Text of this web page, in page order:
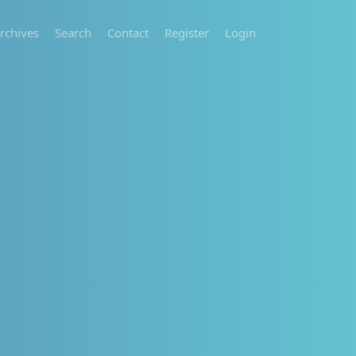
Search Contact Register Login